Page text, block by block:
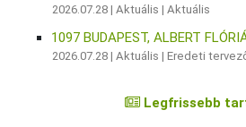
2026.07.28 |Aktuális |Aktuális
1097 BUDAPEST, ALBERT
2026.07.28 |Aktuális |Eredeti
Legfrissebb